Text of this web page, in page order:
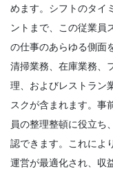
5
めます。シフトのタイ
ントまで、 この従業員
の仕事のあらゆる側面
清掃業務、在庫業務、
理、およびレストラン
スクが含まれます。 事
員の整理整頓に役立ち
認できます。これによ
運営が最適化され、収